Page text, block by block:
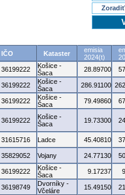
IČO Kataster
emisia
2024(t)
36199222
Košice -
Šaca
28.89700
36199222
Košice -
Šaca
286.91100
36199222
Košice -
Šaca
79.49860
36199222
Košice -
Šaca
19.73300
31615716 Ladce 45.40810
35829052 Vojany 24.77130
36199222
Košice -
Šaca
9.17237
36198749
Dvorníky -
Včeláre
15.49150